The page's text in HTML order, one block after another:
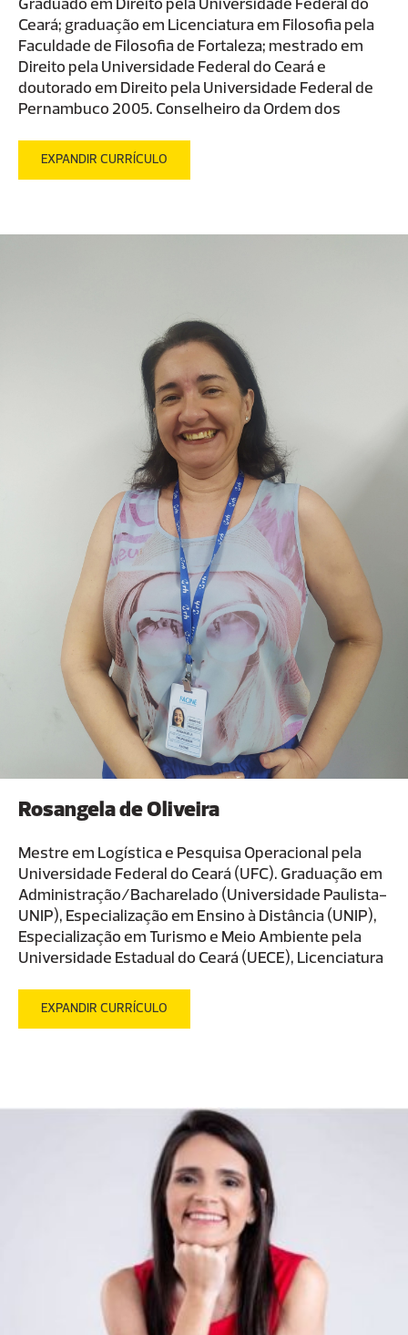
Graduado em Direito pela Universidade Federal do
Ceará; graduação em Licenciatura em Filosofia pela
Faculdade de Filosofia de Fortaleza; mestrado em
Direito pela Universidade Federal do Ceará e
doutorado em Direito pela Universidade Federal de
Pernambuco 2005. Conselheiro da Ordem dos
de Primeiro Diretor Executivo Adjunto da Fundação
do Ceará-OAB-CE entre os anos de 1998 a 2003.
Coordenador Adjunto do Curso de Direito da
Universidade de Fortaleza-UNIFOR entre 1998 a
2002. De 2002 a 2007 como Coordenador do Curso
de Direito da Unifor. De janeiro de 2010 a fevereiro de
2018 como Coordenador do Curso de Direito da
Faculdade Cearense-FAC. Professor de pós-
graduação na área de direito privado e constitucional
em diversos cursos superiores. Tem exercício
profissional na área de cível e empresarial.
Colaborador Honorário da Escola Superior de
Advocacia-ESA. Membro da Academia Cearense de
Letras Jurídicas. Presidente da Comissão Especial de
Estudo do Advogado Professor do Conselho Federal
da OAB 2011-2012. Presidente da Caixa de
Assistência dos Advogados do Ceará-CAACE para o
triênio 2013 a 2015. Homenageado pelo Instituto
Delmiro Gouveia como “Advogados mais admirados
do Ceará” nos anos de 2010/2011 e 2012/2013. Autor
de vários artigos científicos publicados em revistas
especializadas e dos livros. Em 2014 recebeu a
comenda Advogado Padrão, maior premiação
conferida pela Ordem dos Advogados do Brasil -
Ceará aos advogados cearenses. Da mesma forma,
recebeu várias comendas pelo exercício do
magistério superior e no exercício da advocacia e
pela OAB-CE.
EXPANDIR CURRÍCULO
Rosangela de Oliveira
Mestre em Logística e Pesquisa Operacional pela
Universidade Federal do Ceará (UFC). Graduação em
Administração/Bacharelado (Universidade Paulista-
UNIP), Especialização em Ensino à Distância (UNIP),
Especialização em Turismo e Meio Ambiente pela
Universidade Estadual do Ceará (UECE), Licenciatura
Estadual do Ceará (UECE). Tem experiência no ensino
temas: Logística, Planejamento Estratégico, Gestão
Logística, Gestão da Cadeia de Suprimentos /
Supply Chain, Logística Reversa; Administração da
Produção, Projeto Interdisciplinar, Fundamentos
Logísticos; Operações de Terminais e Portos,
Transporte de Cargas, Gestão Estratégica,
Empreendedorismo, Geografia física, Educação à
Distância (EAD) e Turismo Sustentável; Tutoria / EAD
da UNIFOR e coordenação do curso de administração
(UNIATENEU desde fevereiro de 2022).
EXPANDIR CURRÍCULO